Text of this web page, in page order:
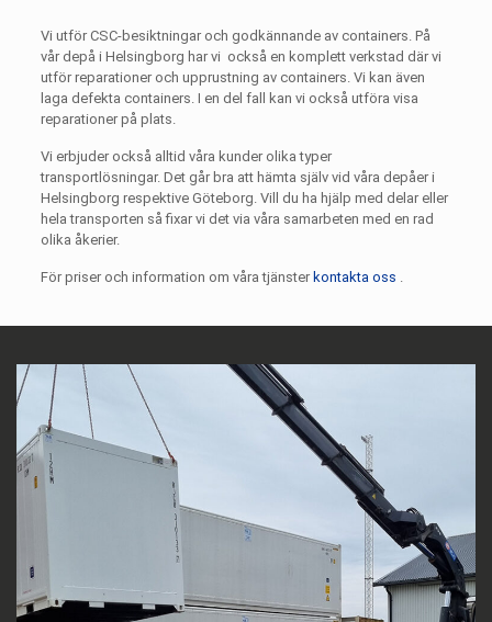
Vi utför CSC-besiktningar och godkännande av containers. På
vår depå i Helsingborg har vi också en komplett verkstad där vi
utför reparationer och upprustning av containers. Vi kan även
laga defekta containers. I en del fall kan vi också utföra visa
reparationer på plats.
Vi erbjuder också alltid våra kunder olika typer
transportlösningar. Det går bra att hämta själv vid våra depåer i
Helsingborg respektive Göteborg. Vill du ha hjälp med delar eller
hela transporten så fixar vi det via våra samarbeten med en rad
olika åkerier.
För priser och information om våra tjänster kontakta oss .